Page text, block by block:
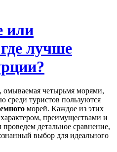
или
лучше
омываемая четырьмя морями,
среди туристов пользуются
морей. Каждое из этих
преимуществами и
детальное сравнение,
выбор для идеального